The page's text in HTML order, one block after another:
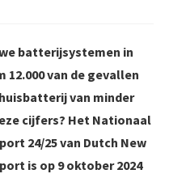
batterijsystemen in
12.000 van de gevallen
van minder
cijfers? Het Nationaal
24/25 van Dutch New
is op 9 oktober 2024